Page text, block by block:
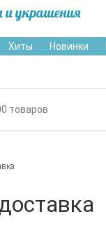
украшения
Хиты Новинки